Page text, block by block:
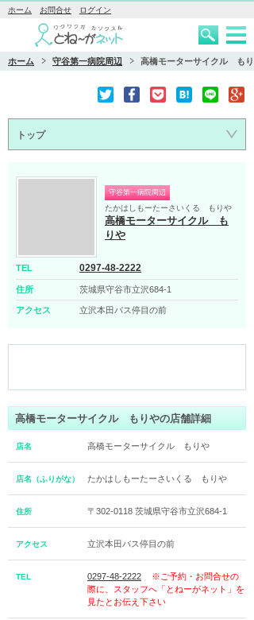
ホーム お問合せ ログイン
ホーム 守谷第一病院周辺 高橋モーターサイクル もり
トップ
守谷第一病院周辺
たかはしもーたーさいくる もりや
高橋モーターサイクル も
りや
TEL 0297-48-2222
住所 茨城県守谷市立沢684-1
アクセス 立沢本田バス停目の前
高橋モーターサイクル もりやの店舗詳細
店名 高橋モーターサイクル もりや
店名（ふりがな） たかはしもーたーさいくる もりや
住所 〒302-0118 茨城県守谷市立沢684-1
アクセス 立沢本田バス停目の前
TEL 0297-48-2222
※ご予約・お問合せの
際に、スタッフへ「とねーがネット」を
見たとお伝え下さい